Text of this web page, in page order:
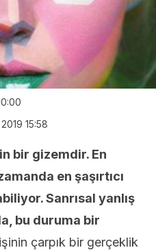
15:58
bir gizemdir. En
en şaşırtıcı
Sanrısal yanlış
bu duruma bir
çarpık bir gerçeklik